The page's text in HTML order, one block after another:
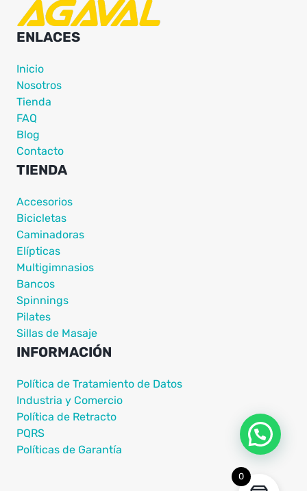
0
ENLACES
Inicio
Nosotros
Tienda
FAQ
Blog
Contacto
TIENDA
Accesorios
Bicicletas
Caminadoras
Elípticas
Multigimnasios
Bancos
Spinnings
Pilates
Sillas de Masaje
INFORMACIÓN
Política de Tratamiento de Datos
Industria y Comercio
Política de Retracto
PQRS
Políticas de Garantía